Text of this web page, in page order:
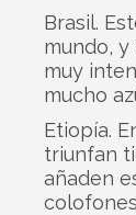
Brasil.
mundo,
muy
mucho
Etiopía.
triunfan
añaden